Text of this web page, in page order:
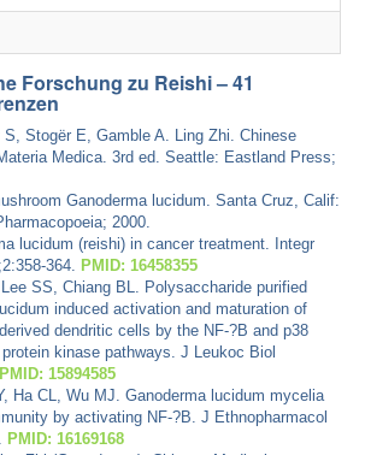
Forschung zu Reishi – 41
Stogër E, Gamble A. Ling Zhi. Chinese
Medica. 3rd ed. Seattle: Eastland Press;
Ganoderma lucidum. Santa Cruz, Calif:
2000.
lucidum (reishi) in cancer treatment. Integr
364. PMID: 16458355
SS, Chiang BL. Polysaccharide purified
induced activation and maturation of
dendritic cells by the NF-?B and p38
kinase pathways. J Leukoc Biol
PMID: 15894585
Ha CL, Wu MJ. Ganoderma lucidum mycelia
by activating NF-?B. J Ethnopharmacol
PMID: 16169168